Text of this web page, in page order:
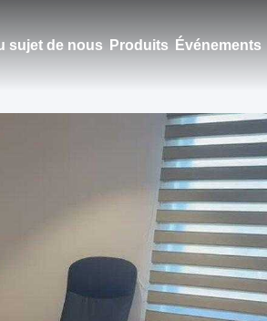
sujet de nous Produits Événements